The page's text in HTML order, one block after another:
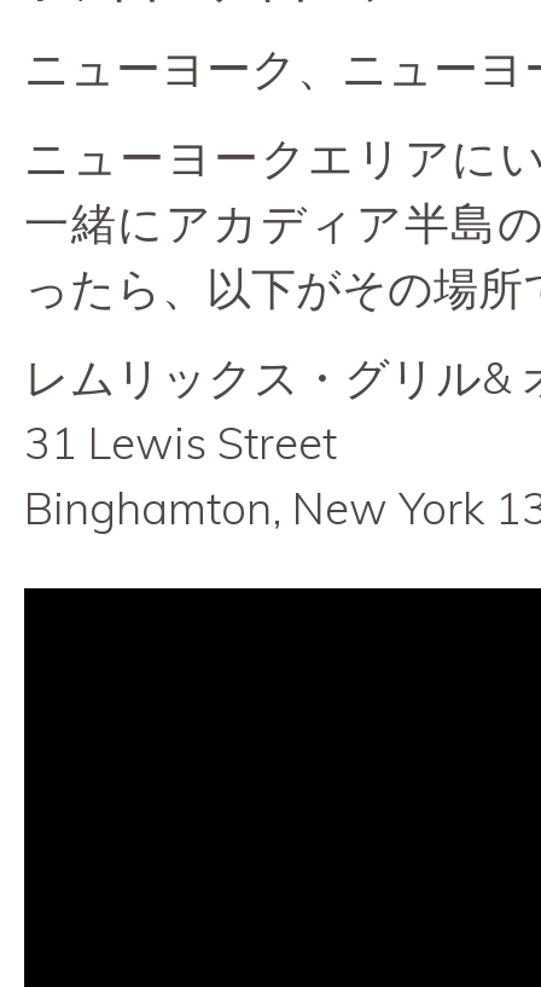
ニューヨーク、ニューヨ
ニューヨークエリアに
一緒にアカディア半島
ったら、以下がその場所
レムリックス・グリル&
31 Lewis Street
Binghamton, New York